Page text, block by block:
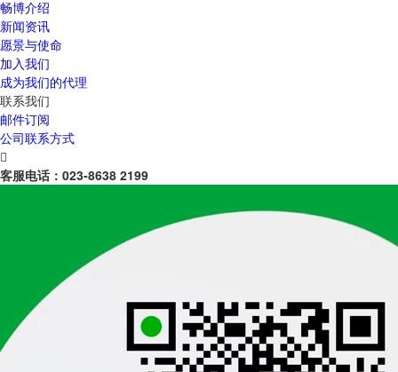
畅博介绍
新闻资讯
愿景与使命
加入我们
成为我们的代理
联系我们
邮件订阅
公司联系方式

客服电话： 023-8638 2199